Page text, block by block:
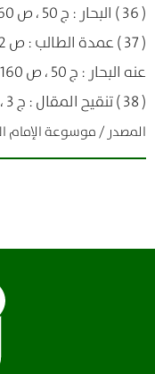
( 36 ) البحار : ج 50 ، ص 160 ، س 7 .
( 37 ) عمدة الطالب : ص 182 ، س 2 .
عنه البحار : ج 50 ، ص 160 ، س 5 وص 15 ، ح 20 .
( 38 ) تنقيح المقال : ج 3 ، ص 259 ، رقم 12282 .
المصدر / موسوعة الإمام